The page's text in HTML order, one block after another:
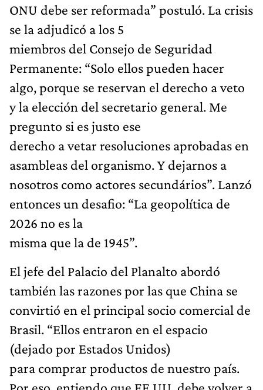
ONU debe ser reformada” postuló. La crisis
se la adjudicó a los 5
miembros del Consejo de Seguridad
Permanente: “Solo ellos pueden hacer
algo, porque se reservan el derecho a veto
y la elección del secretario general. Me
pregunto si es justo ese
derecho a vetar resoluciones aprobadas en
asambleas del organismo. Y dejarnos a
nosotros como actores secundários”. Lanzó
entonces un desafio: “La geopolítica de
2026 no es la
misma que la de 1945”.
El jefe del Palacio del Planalto abordó
también las razones por las que China se
convirtió en el principal socio comercial de
Brasil. “Ellos entraron en el espacio
(dejado por Estados Unidos)
para comprar productos de nuestro país.